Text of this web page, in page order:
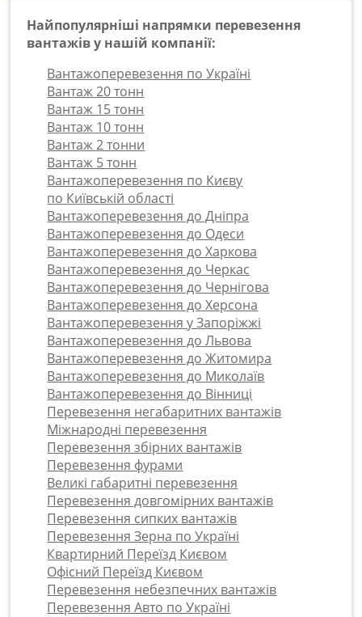
Найпопулярніші напрямки перевезення
вантажів у нашій компанії:
Вантажоперевезення по Україні
Вантаж 20 тонн
Вантаж 15 тонн
Вантаж 10 тонн
Вантаж 2 тонни
Вантаж 5 тонн
Вантажоперевезення по Києву
по Київській області
Вантажоперевезення до Дніпра
Вантажоперевезення до Одеси
Вантажоперевезення до Харкова
Вантажоперевезення до Черкас
Вантажоперевезення до Чернігова
Вантажоперевезення до Херсона
Вантажоперевезення у Запоріжжі
Вантажоперевезення до Львова
Вантажоперевезення до Житомира
Вантажоперевезення до Миколаїв
Вантажоперевезення до Вінниці
Перевезення негабаритних вантажів
Міжнародні перевезення
Перевезення збірних вантажів
Перевезення фурами
Великі габаритні перевезення
Перевезення довгомірних вантажів
Перевезення сипких вантажів
Перевезення Зерна по Україні
Квартирний Переїзд Києвом
Офісний Переїзд Києвом
Перевезення небезпечних вантажів
Перевезення Авто по Україні